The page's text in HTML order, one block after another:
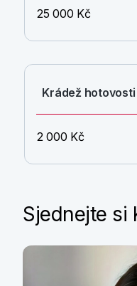
25 000 Kč
Krádež hotovosti
2 000 Kč
Sjednejte si